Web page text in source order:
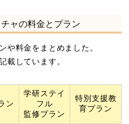
ャの料金とプラン
や料金をまとめました。
載しています。
ン
学研ステイ
フル
監修プラン
特別支援教
育プラン